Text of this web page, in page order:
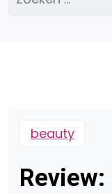
naar:
beauty